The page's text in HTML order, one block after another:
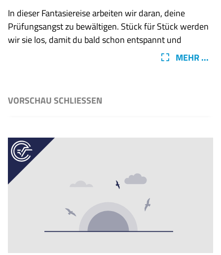
In dieser Fantasiereise arbeiten wir daran, deine
Prüfungsangst zu bewältigen. Stück für Stück werden
wir sie los, damit du bald schon entspannt und
selbstbewusst deine Schularbeiten und Tests schreiben
MEHR ...
VORSCHAU SCHLIESSEN